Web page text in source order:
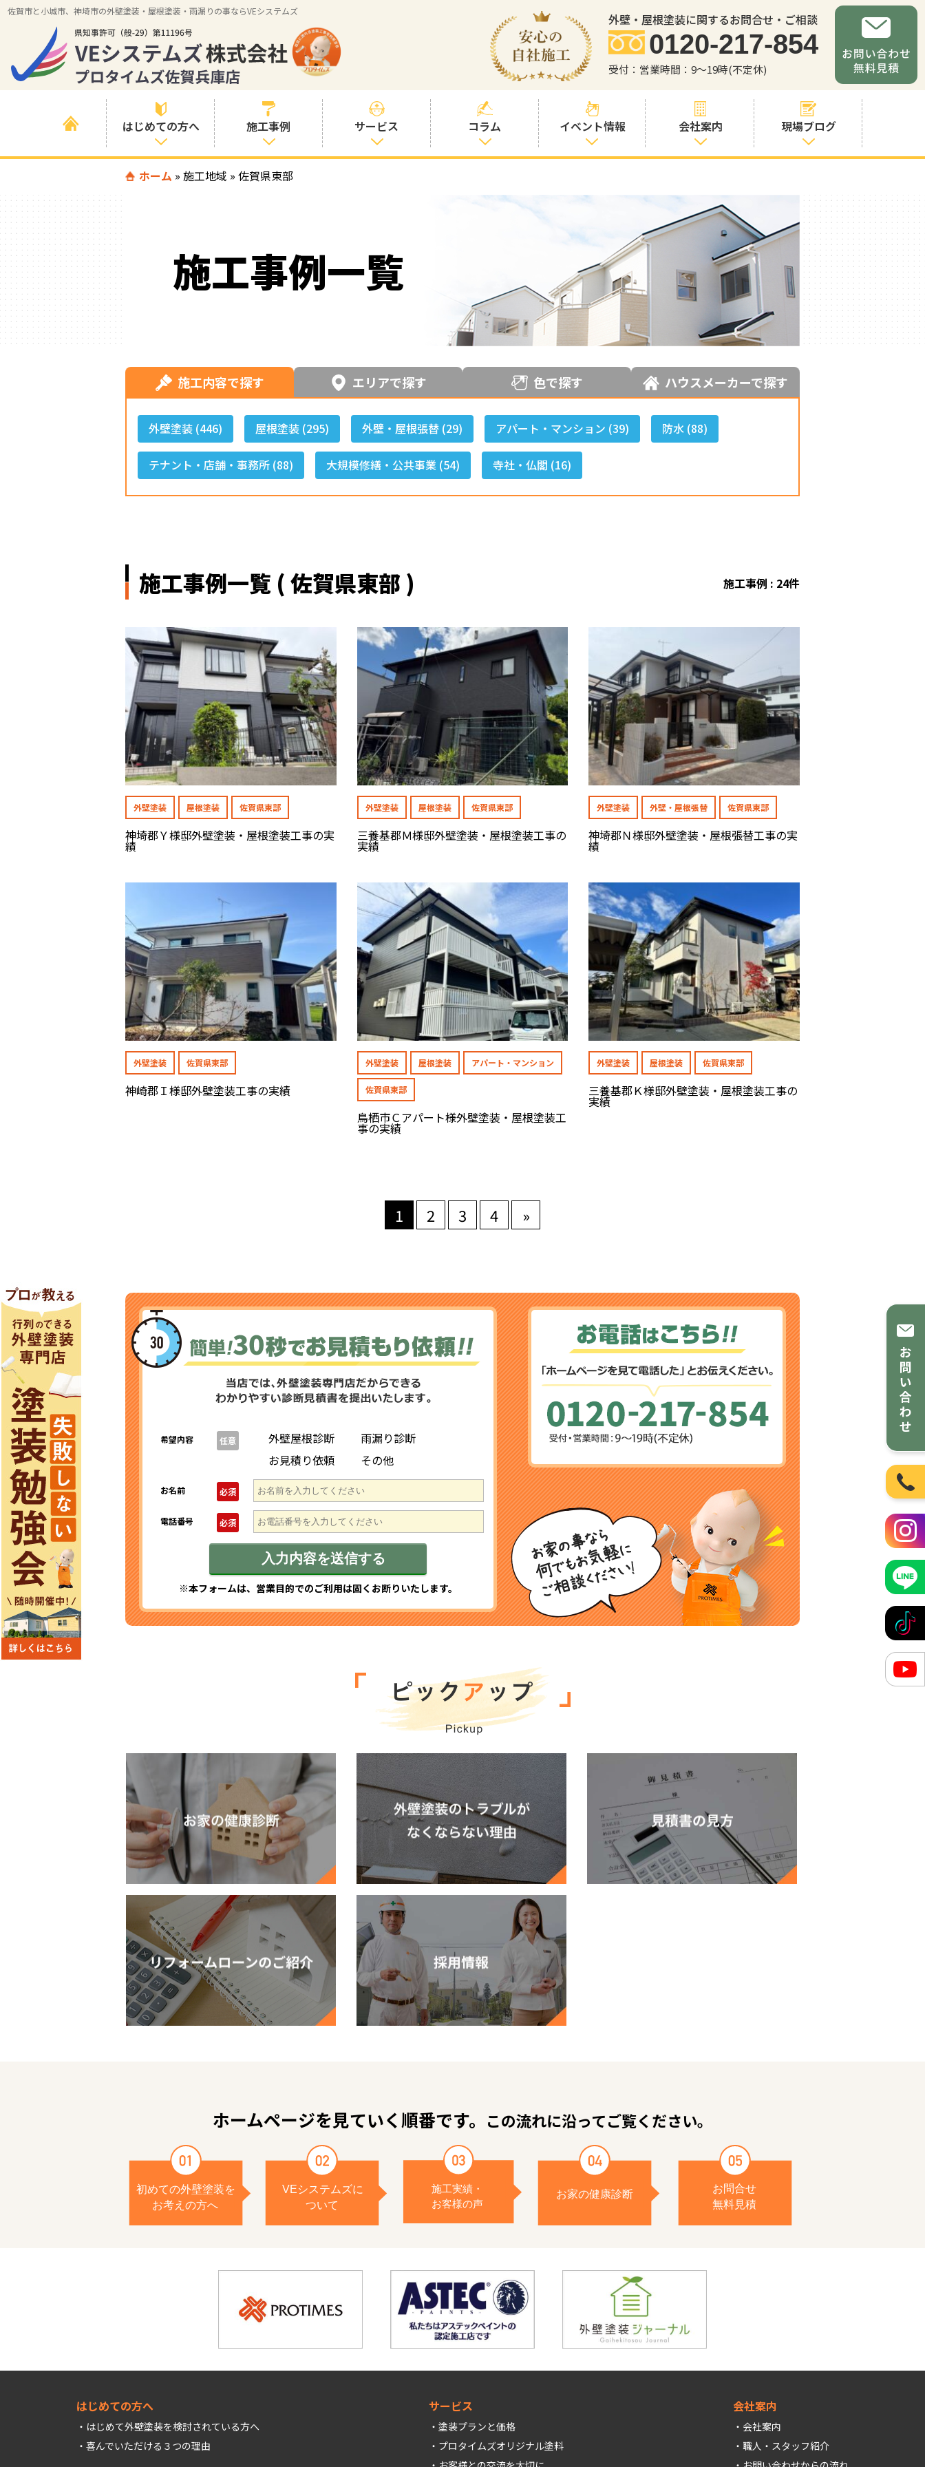
佐賀市と小城市、神埼市の外壁塗装・屋根塗装・雨漏りの事ならVEシステムズ
外壁・屋根塗装に関するお問合せ・ご相談
0120-217-854
受付：営業時間：9～19時(不定休)
はじめての方へ
はじめて外壁塗
いる方へ
喜んでいただけ
る３つの理由
施工事例
すべての事例
色の事例
サービス
お客様との交流
を大切に
保証・点検
コラム イベント情報 会社案内
職人・スタッフ
紹介
お問い合わせか
らの流れ
よくあるご質問
現場ブログ
ホーム » 施工地域 » 佐賀県東部
施工事例一覧
施工内容で探す エリアで探す 色で探す ハウスメーカーで探す
外壁塗装 (446) 屋根塗装 (295) 外壁・屋根張替 (29) アパート・マンション (39) 防水 (88)
テナント・店舗・事務所 (88) 大規模修繕・公共事業 (54) 寺社・仏閣 (16)
施工事例一覧 ( 佐賀県東部 ) 施工事例 : 24件
外壁塗装 屋根塗装 佐賀県東部
神埼郡Ｙ様邸外壁塗装・屋根塗装工事の実
績
外壁塗装 屋根塗装 佐賀県東部
三養基郡Ｍ様邸外壁塗装・屋根塗装工事の
実績
外壁塗装 外壁・屋根張替 佐賀県東部
神埼郡Ｎ様邸外壁塗装・屋根張替工事の実
績
外壁塗装 佐賀県東部
神崎郡Ｉ様邸外壁塗装工事の実績
外壁塗装 屋根塗装 アパート・マンション
佐賀県東部
鳥栖市Ｃアパート様外壁塗装・屋根塗装工
事の実績
外壁塗装 屋根塗装 佐賀県東部
三養基郡Ｋ様邸外壁塗装・屋根塗装工事の
実績
1 2 3 4 »
希望内容 任意 外壁屋根診断
雨漏り診断
お見積り依頼
その他
お名前 必須
電話番号 必須
※本フォームは、営業目的でのご利用は固くお断りいたします。
ホームページを見ていく順番です。 この流れに沿ってご覧ください。
はじめての方へ
はじめて外壁塗装を検討されている方へ
喜んでいただける３つの理由
サービス
塗装プランと価格
プロタイムズオリジナル塗料
会社案内
会社案内
職人・スタッフ紹介